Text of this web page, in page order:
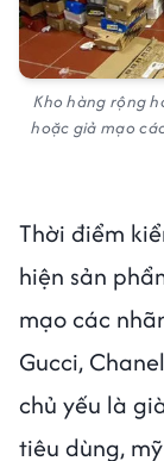
Kho hàng rộng
hoặc giả mạo
Thời điểm
hiện sản
mạo các
Gucci,
chủ yếu là
tiêu dùng,